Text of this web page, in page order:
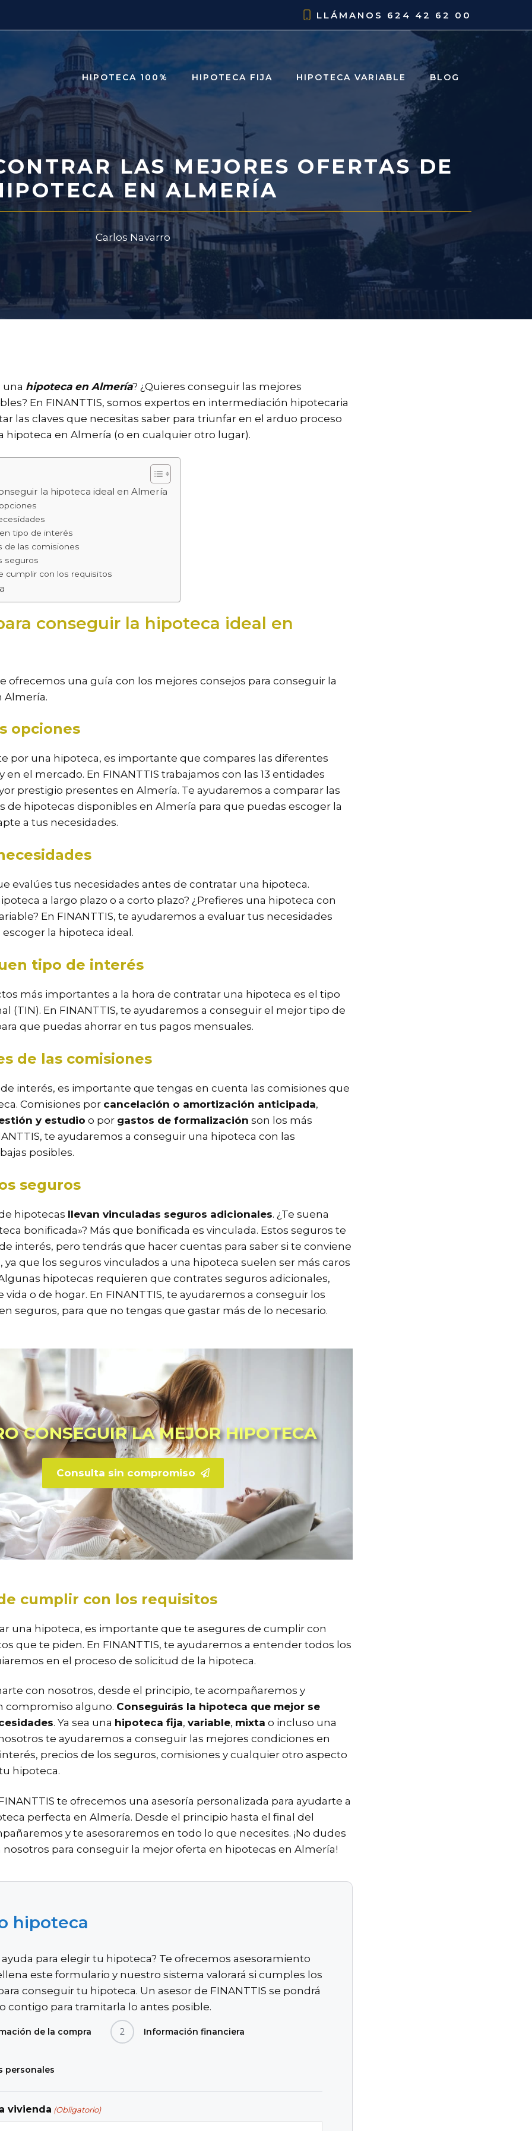
LLÁMANOS 624 42 62 00
HIPOTECA 100% HIPOTECA FIJA HIPOTECA VARIABLE BLOG
LAS MEJORES OFERTAS DE
EN ALMERÍA
Carlos Navarro
una hipoteca en Almería? ¿Quieres conseguir las mejores
En FINANTTIS, somos expertos en intermediación hipotecaria
las claves que necesitas saber para triunfar en el arduo proceso
hipoteca en Almería (o en cualquier otro lugar).
la hipoteca ideal en Almería
tipo de interés
de las comisiones
seguros
cumplir con los requisitos
conseguir la hipoteca ideal en
ofrecemos una guía con los mejores consejos para conseguir la
Almería.
opciones
por una hipoteca, es importante que compares las diferentes
en el mercado. En FINANTTIS trabajamos con las 13 entidades
prestigio presentes en Almería. Te ayudaremos a comparar las
de hipotecas disponibles en Almería para que puedas escoger la
a tus necesidades.
evalúes tus necesidades antes de contratar una hipoteca.
a largo plazo o a corto plazo? ¿Prefieres una hipoteca con
En FINANTTIS, te ayudaremos a evaluar tus necesidades
la hipoteca ideal.
tipo de interés
más importantes a la hora de contratar una hipoteca es el tipo
(TIN). En FINANTTIS, te ayudaremos a conseguir el mejor tipo de
que puedas ahorrar en tus pagos mensuales.
de las comisiones
interés, es importante que tengas en cuenta las comisiones que
Comisiones por cancelación o amortización anticipada,
y estudio o por gastos de formalización son los más
te ayudaremos a conseguir una hipoteca con las
posibles.
seguros
hipotecas llevan vinculadas seguros adicionales. ¿Te suena
bonificada»? Más que bonificada es vinculada. Estos seguros te
interés, pero tendrás que hacer cuentas para saber si te conviene
ya que los seguros vinculados a una hipoteca suelen ser más caros
hipotecas requieren que contrates seguros adicionales,
o de hogar. En FINANTTIS, te ayudaremos a conseguir los
seguros, para que no tengas que gastar más de lo necesario.
CONSEGUIR LA MEJOR HIPOTECA
Consulta sin compromiso
cumplir con los requisitos
una hipoteca, es importante que te asegures de cumplir con
que te piden. En FINANTTIS, te ayudaremos a entender todos los
en el proceso de solicitud de la hipoteca.
con nosotros, desde el principio, te acompañaremos y
compromiso alguno. Conseguirás la hipoteca que mejor se
. Ya sea una hipoteca fija, variable, mixta o incluso una
te ayudaremos a conseguir las mejores condiciones en
precios de los seguros, comisiones y cualquier otro aspecto
hipoteca.
te ofrecemos una asesoría personalizada para ayudarte a
perfecta en Almería. Desde el principio hasta el final del
y te asesoraremos en todo lo que necesites. ¡No dudes
para conseguir la mejor oferta en hipotecas en Almería!
hipoteca
ayuda para elegir tu hipoteca? Te ofrecemos asesoramiento
este formulario y nuestro sistema valorará si cumples los
conseguir tu hipoteca. Un asesor de FINANTTIS se pondrá
contigo para tramitarla lo antes posible.
de la compra 2 Información financiera
personales
vivienda (Obligatorio)